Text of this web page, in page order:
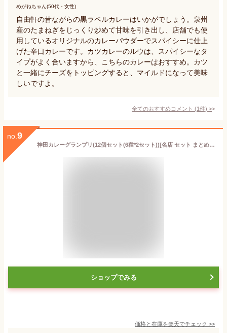
めがねちゃん(50代・女性)
自由軒の昔ながらの黒ラベルカレーはいかがでしょう。泉州
産のたまねぎをじっくり炒めて甘味を引き出し、店舗でも使
用しているオリジナルのカレーパウダーでスパイシーに仕上
げた辛口カレーです。カツカレーのルウは、スパイシーなタ
イプがよく合いますから、こちらのカレーはおすすめ。カツ
と一緒にチーズをトッピングすると、マイルドになって美味
しいですよ。
全てのおすすめコメント (1件) >
no. 9
神田カレーグランプリ(12個セット(6種*2セット))[名店 セット まとめ買い 詰め合わせ 食べ比べ]
ショップでみる
価格と在庫を楽天でチェック >>